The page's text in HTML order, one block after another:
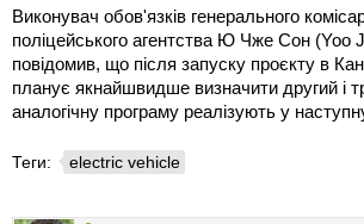
Виконувач обов'язків генерального
поліцейського агентства Ю Чже Сон (Yoo
повідомив, що після запуску проєкту в
планує якнайшвидше визначити другий і
аналогічну програму реалізують у
Теги: electric vehicle